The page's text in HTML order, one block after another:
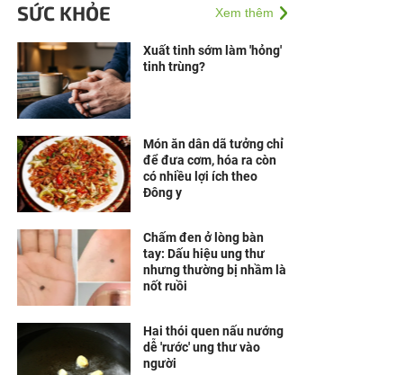
SỨC KHỎE Xem thêm
Xuất tinh sớm làm 'hỏng'
tinh trùng?
Món ăn dân dã tưởng chỉ
để đưa cơm, hóa ra còn
có nhiều lợi ích theo
Đông y
Chấm đen ở lòng bàn
tay: Dấu hiệu ung thư
nhưng thường bị nhầm là
nốt ruồi
Hai thói quen nấu nướng
dễ 'rước' ung thư vào
người